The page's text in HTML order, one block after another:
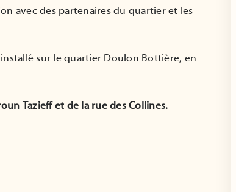
avec des partenaires du quartier et les
sur le quartier Doulon Bottière, en
Tazieff et de la rue des Collines.